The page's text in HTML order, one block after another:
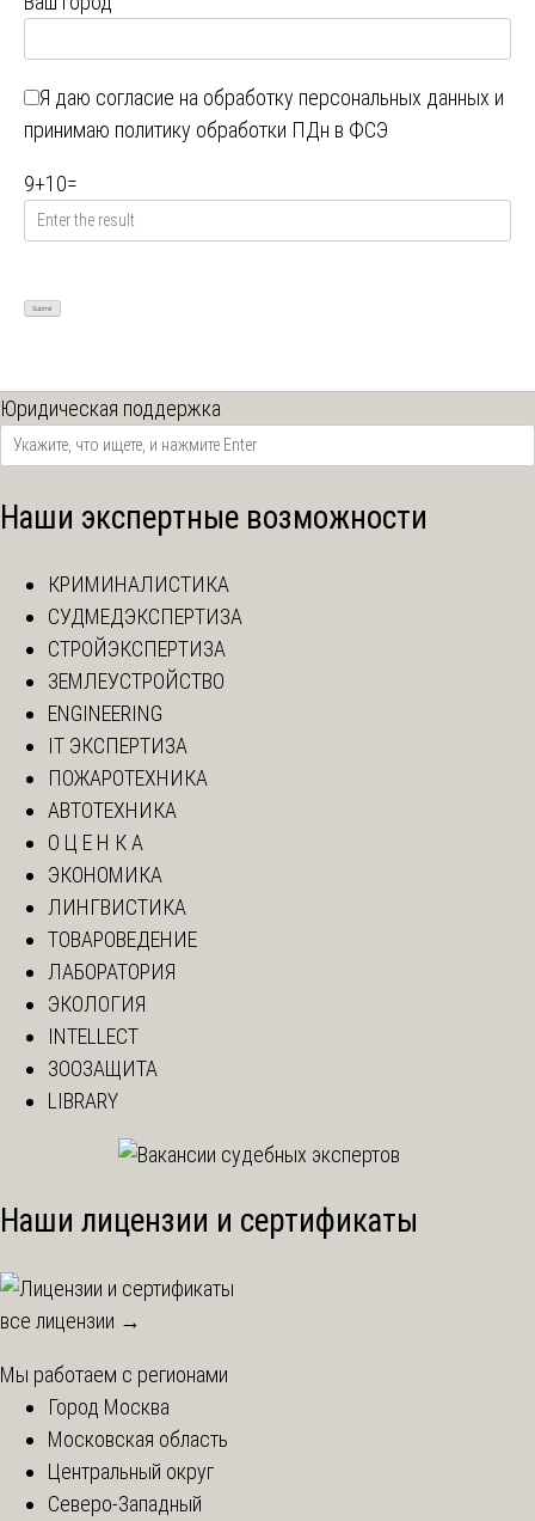
Я даю согласие на обработку персональных данных и
принимаю политику обработки ПДн в ФСЭ
9+10=
Юридическая поддержка
Наши экспертные возможности
КРИМИНАЛИСТИКА
СУДМЕДЭКСПЕРТИЗА
СТРОЙЭКСПЕРТИЗА
ЗЕМЛЕУСТРОЙСТВО
ENGINEERING
IT ЭКСПЕРТИЗА
ПОЖАРОТЕХНИКА
АВТОТЕХНИКА
О Ц Е Н К А
ЭКОНОМИКА
ЛИНГВИСТИКА
ТОВАРОВЕДЕНИЕ
ЛАБОРАТОРИЯ
ЭКОЛОГИЯ
INTELLECT
ЗООЗАЩИТА
LIBRARY
Наши лицензии и сертификаты
все лицензии →
Мы работаем с регионами
Город Москва
Московская область
Центральный округ
Северо-Западный